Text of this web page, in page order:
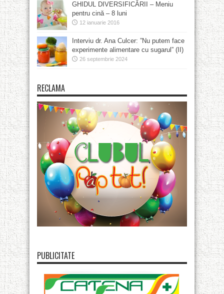
GHIDUL DIVERSIFICĂRII – Meniu
pentru cină – 8 luni
12 ianuarie 2016
Interviu dr. Ana Culcer: ”Nu putem face
experimente alimentare cu sugarul” (II)
26 septembrie 2024
RECLAMA
PUBLICITATE